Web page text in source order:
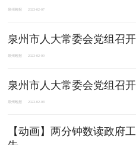
泉州晚报 2023-02-07
泉州市人大常委会党组召
泉州晚报 2023-02-09
泉州市人大常委会党组召
泉州晚报 2023-02-08
【动画】两分钟数读政府